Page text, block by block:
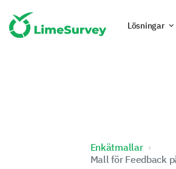
Lösningar
Enkätmallar
Mall för Feedback